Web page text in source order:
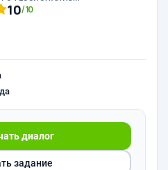
10/10
диалог
задание